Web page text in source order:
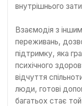
внутрішнього
Взаємодія з
переживань,
підтримку, яка
психічного
відчуття
люди, готові
багатьох стає